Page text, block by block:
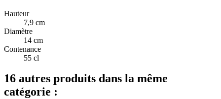
Hauteur
7,9 cm
Diamètre
14 cm
Contenance
55 cl
16 autres produits dans la même
catégorie :